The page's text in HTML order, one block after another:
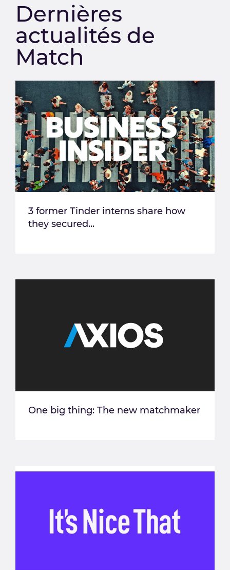
Dernières
actualités de
Match
3 former Tinder interns share how
they secured...
One big thing: The new matchmaker